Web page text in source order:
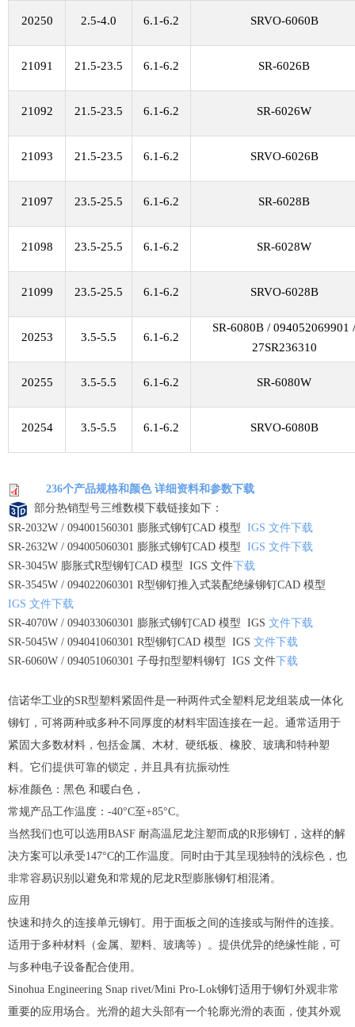
20250 2.5-4.0 6.1-6.2 SRVO-6060B
21091 21.5-23.5 6.1-6.2 SR-6026B
21092 21.5-23.5 6.1-6.2 SR-6026W
21093 21.5-23.5 6.1-6.2 SRVO-6026B
21097 23.5-25.5 6.1-6.2 SR-6028B
21098 23.5-25.5 6.1-6.2 SR-6028W
21099 23.5-25.5 6.1-6.2 SRVO-6028B
20253 3.5-5.5 6.1-6.2
SR-6080B / 094052069901 /
27SR236310
20255 3.5-5.5 6.1-6.2 SR-6080W
20254 3.5-5.5 6.1-6.2 SRVO-6080B
236个产品规格和颜色 详细资料和参数下载
部分热销型号三维数模下载链接如下：
SR-2032W / 094001560301 膨胀式铆钉CAD 模型 IGS 文件下载
SR-2632W / 094005060301 膨胀式铆钉CAD 模型 IGS 文件下载
SR-3045W 膨胀式R型铆钉CAD 模型 IGS 文件下载
SR-3545W / 094022060301 R型铆钉推入式装配绝缘铆钉CAD 模型
IGS 文件下载
SR-4070W / 094033060301 膨胀式铆钉CAD 模型 IGS 文件下载
SR-5045W / 094041060301 R型铆钉CAD 模型 IGS 文件下载
SR-6060W / 094051060301 子母扣型塑料铆钉 IGS 文件下载
信诺华工业的SR型塑料紧固件是一种两件式全塑料尼龙组装成一体化
铆钉，可将两种或多种不同厚度的材料牢固连接在一起。通常适用于
紧固大多数材料，包括金属、木材、硬纸板、橡胶、玻璃和特种塑
料。它们提供可靠的锁定，并且具有抗振动性
标准颜色：黑色 和暖白色，
常规产品工作温度：-40°C至+85°C。
当然我们也可以选用BASF 耐高温尼龙注塑而成的R形铆钉，这样的解
决方案可以承受147°C的工作温度。同时由于其呈现独特的浅棕色，也
非常容易识别以避免和常规的尼龙R型膨胀铆钉相混淆。
应用
快速和持久的连接单元铆钉。用于面板之间的连接或与附件的连接。
适用于多种材料（金属、塑料、玻璃等）。提供优异的绝缘性能，可
与多种电子设备配合使用。
Sinohua Engineering Snap rivet/Mini Pro-Lok铆钉适用于铆钉外观非常
重要的应用场合。光滑的超大头部有一个轮廓光滑的表面，使其外观